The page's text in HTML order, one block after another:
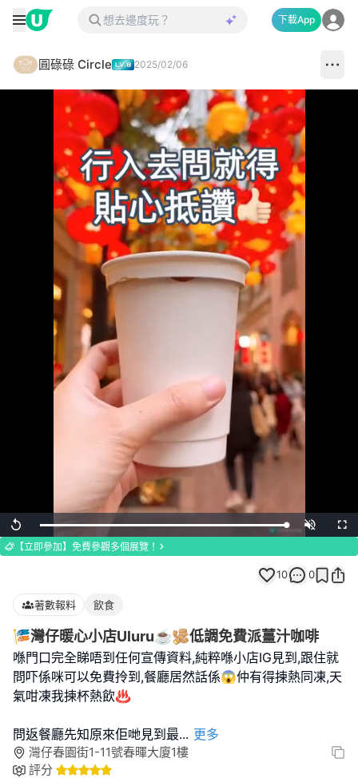
下載App
圓碌碌 Circle 2025/02/06
Replay Loaded:
100.00%
Unmute
【立即參加】免費參觀多個展覽！
10 0
著數報料 飲食
🎏灣仔暖心小店Uluru☕️🫚低調免費派薑汁咖啡
喺門口完全睇唔到任何宣傳資料,純粹喺小店IG見到,跟住就
問吓係咪可以免費拎到,餐廳居然話係😱仲有得揀熱同凍,天
氣咁凍我揀杯熱飲♨️
問返餐廳先知原來佢哋見到最... 更多
灣仔春園街1-11號春暉大廈1樓
評分